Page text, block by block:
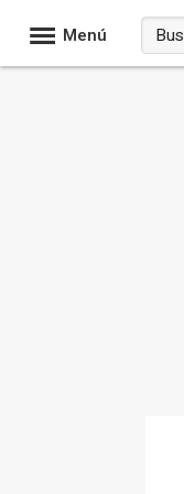
Menú